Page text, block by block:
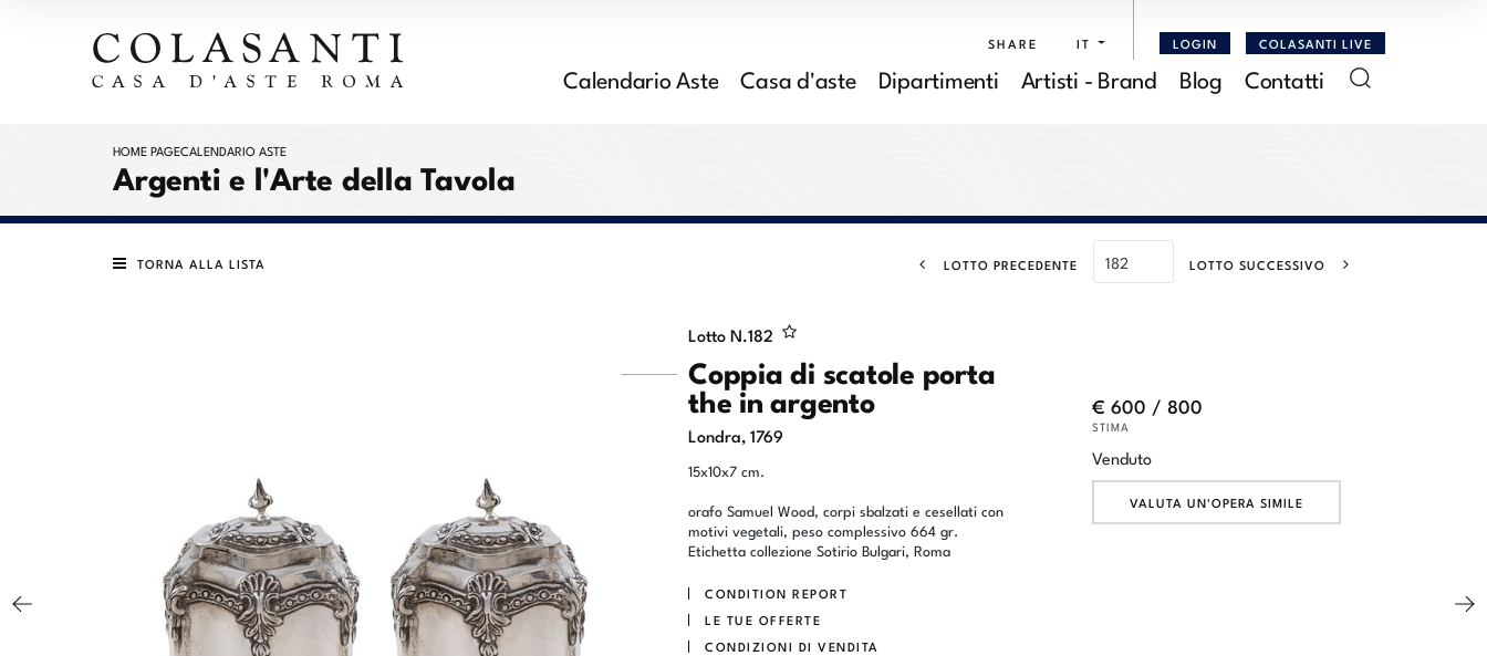
SHARE IT LOGIN COLASANTI LIVE
Calendario Aste Casa d'aste Dipartimenti Artisti - Brand Blog Contatti
HOME PAGECALENDARIO ASTE
Argenti e l'Arte della Tavola
TORNA ALLA LISTA LOTTO PRECEDENTE LOTTO SUCCESSIVO
Lotto N.182
Coppia di scatole porta
the in argento
Londra, 1769
15x10x7 cm.
orafo Samuel Wood, corpi sbalzati e cesellati con
motivi vegetali, peso complessivo 664 gr.
Etichetta collezione Sotirio Bulgari, Roma
CONDITION REPORT
LE TUE OFFERTE
CONDIZIONI DI VENDITA
€ 600 / 800
STIMA
Venduto
VALUTA UN'OPERA SIMILE